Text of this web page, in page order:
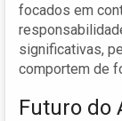
focados em
significativas,
comportem de
Futuro do